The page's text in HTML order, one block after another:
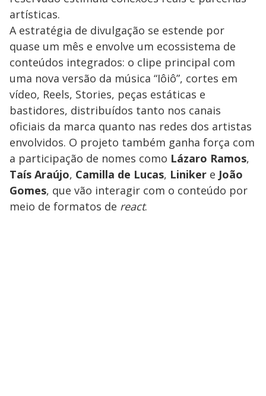
artísticas.
A estratégia de divulgação se estende por
quase um mês e envolve um ecossistema de
conteúdos integrados: o clipe principal com
uma nova versão da música “Iôiô”, cortes em
vídeo, Reels, Stories, peças estáticas e
bastidores, distribuídos tanto nos canais
oficiais da marca quanto nas redes dos artistas
envolvidos. O projeto também ganha força com
a participação de nomes como Lázaro Ramos,
Taís Araújo, Camilla de Lucas, Liniker e João
Gomes, que vão interagir com o conteúdo por
meio de formatos de react.